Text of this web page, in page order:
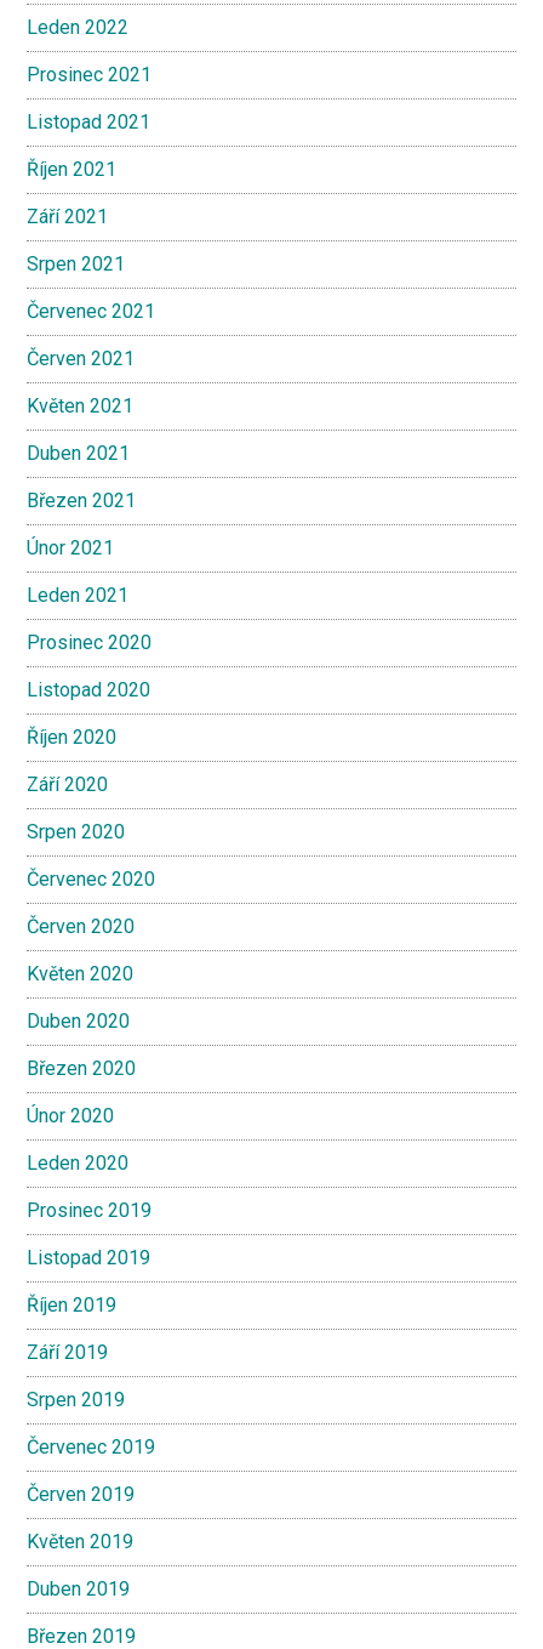
Leden 2022
Prosinec 2021
Listopad 2021
Říjen 2021
Září 2021
Srpen 2021
Červenec 2021
Červen 2021
Květen 2021
Duben 2021
Březen 2021
Únor 2021
Leden 2021
Prosinec 2020
Listopad 2020
Říjen 2020
Září 2020
Srpen 2020
Červenec 2020
Červen 2020
Květen 2020
Duben 2020
Březen 2020
Únor 2020
Leden 2020
Prosinec 2019
Listopad 2019
Říjen 2019
Září 2019
Srpen 2019
Červenec 2019
Červen 2019
Květen 2019
Duben 2019
Březen 2019